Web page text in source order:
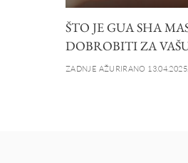
ŠTO JE GUA SHA
DOBROBITI ZA
ZADNJE AŽURIRANO 13.04.2025.